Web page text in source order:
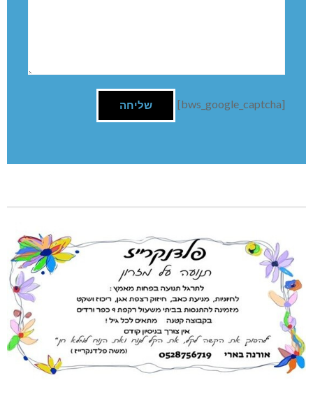
[bws_google_captcha]